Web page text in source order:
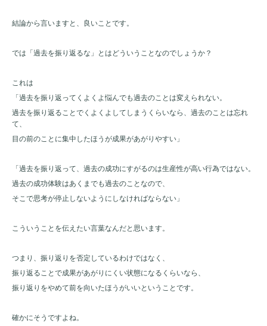
結論から言いますと、良いことです。
では「過去を振り返るな」とはどういうことなのでしょうか？
これは
「過去を振り返ってくよくよ悩んでも過去のことは変えられない。
過去を振り返ることでくよくよしてしまうくらいなら、過去のことは忘れ
て、
目の前のことに集中したほうが成果があがりやすい」
「過去を振り返って、過去の成功にすがるのは生産性が高い行為ではない。
過去の成功体験はあくまでも過去のことなので、
そこで思考が停止しないようにしなければならない」
こういうことを伝えたい言葉なんだと思います。
つまり、振り返りを否定しているわけではなく、
振り返ることで成果があがりにくい状態になるくらいなら、
振り返りをやめて前を向いたほうがいいということです。
確かにそうですよね。